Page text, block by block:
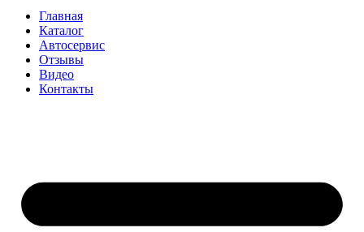
Главная
Каталог
Автосервис
Отзывы
Видео
Контакты